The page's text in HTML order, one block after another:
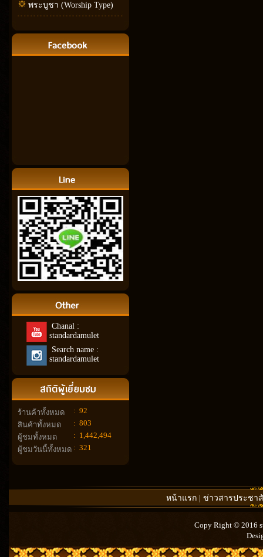
พระบูชา (Worship Type)
Chanal :
standardamulet
Search name :
standardamulet
ร้านค้าทั้งหมด : 92
สินค้าทั้งหมด
: 803
ผู้ชมทั้งหมด
: 1,442,494
ผู้ชมวันนี้ทั้งหมด : 321
หน้าแรก| ข่าวสารประชา
Copy Right © 2016